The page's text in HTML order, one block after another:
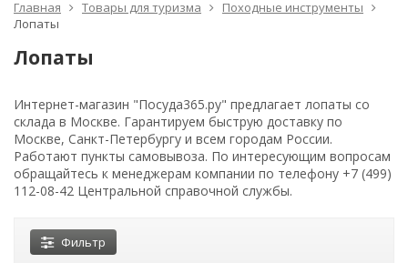
Главная Товары для туризма
Походные инструменты
Лопаты
Лопаты
Интернет-магазин "Посуда365.ру" предлагает лопаты со
склада в Москве. Гарантируем быструю доставку по
Москве, Санкт-Петербургу и всем городам России.
Работают пункты самовывоза. По интересующим вопросам
обращайтесь к менеджерам компании по телефону +7 (499)
112-08-42 Центральной справочной службы.
Фильтр